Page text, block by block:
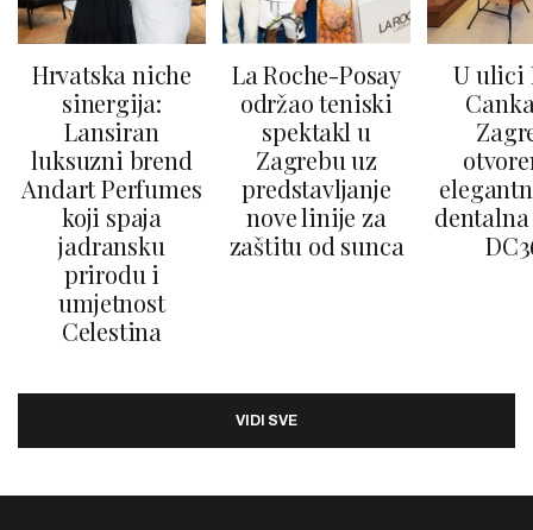
Hrvatska niche
sinergija:
Lansiran
luksuzni brend
Andart Perfumes
koji spaja
jadransku
prirodu i
umjetnost
Celestina
La Roche-Posay
održao teniski
spektakl u
Zagrebu uz
predstavljanje
nove linije za
zaštitu od sunca
U ulici
VIDI SVE